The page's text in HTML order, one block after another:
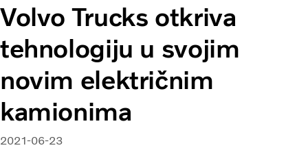
Kamioni
Usluge
Kampanje
Dealer locator
Vesti
O nama
Volvo Truck Builder
Volvo Trucks otkriva
tehnologiju u svojim
novim električnim
kamionima
2021-06-23